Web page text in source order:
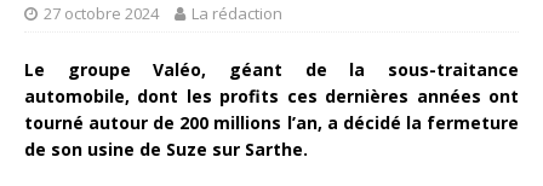
27 octobre 2024 La rédaction
Le groupe Valéo, géant de la sous-traitance
automobile, dont les profits ces dernières années ont
tourné autour de 200 millions l’an, a décidé la fermeture
de son usine de Suze sur Sarthe.